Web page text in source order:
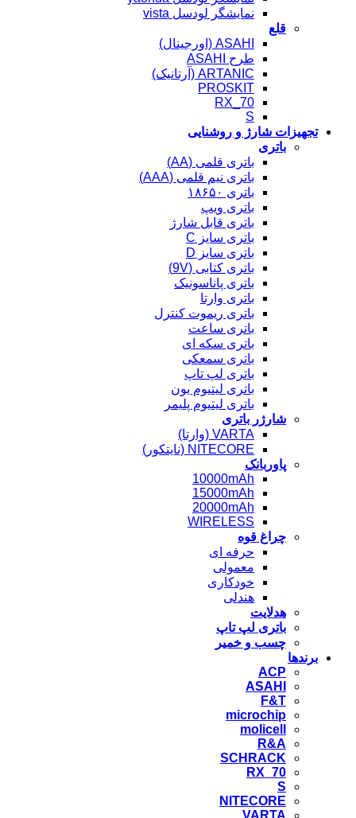
نمایشگر لودسل vista
قلع
ASAHI (اورجینال)
طرح ASAHI
ARTANIC (آرتانیک)
PROSKIT
RX_70
S
تجهیزات شارژ و روشنایی
باتری
باتری قلمی (AA)
باتری نیم قلمی (AAA)
باتری ۱۸۶۵۰
باتری ویپ
باتری قابل شارژ
باتری سایز C
باتری سایز D
باتری کتابی (9V)
باتری پاناسونیک
باتری وارتا
باتری ریموت کنترل
باتری ساعت
باتری سکه ای
باتری سمعکی
باتری لپ تاپ
باتری لیتیوم یون
باتری لیتیوم پلیمر
شارژر باتری
VARTA (وارتا)
NITECORE (نایتکور)
پاوربانک
10000mAh
15000mAh
20000mAh
WIRELESS
چراغ قوه
حرفه ای
معمولی
خودکاری
هندلی
هدلایت
باتری لپ تاپ
چسب و خمیر
برندها
ACP
ASAHI
F&T
microchip
molicell
R&A
SCHRACK
RX_70
S
NITECORE
VARTA